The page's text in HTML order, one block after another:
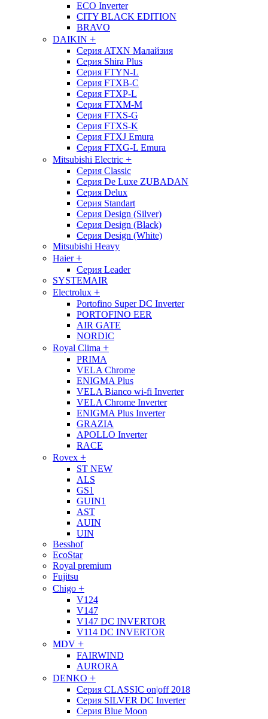
ECO Inverter
CITY BLACK EDITION
BRAVO
DAIKIN +
Серия ATXN Малайзия
Серия Shira Plus
Серия FTYN-L
Серия FTXB-C
Серия FTXP-L
Серия FTXM-M
Серия FTXS-G
Серия FTXS-K
Серия FTXJ Emura
Серия FTXG-L Emura
Mitsubishi Electric +
Серия Classic
Серия De Luxe ZUBADAN
Серия Delux
Серия Standart
Серия Design (Silver)
Серия Design (Black)
Серия Design (White)
Mitsubishi Heavy
Haier+
Серия Leader
SYSTEMAIR
Electrolux +
Portofino Super DC Inverter
PORTOFINO EER
AIR GATE
NORDIC
Royal Clima +
PRIMA
VELA Chrome
ENIGMA Plus
VELA Bianco wi-fi Inverter
VELA Chrome Inverter
ENIGMA Plus Inverter
GRAZIA
APOLLO Inverter
RACE
Rovex +
ST NEW
ALS
GS1
GUIN1
AST
AUIN
UIN
Besshof
EcoStar
Royal premium
Fujitsu
Chigo +
V124
V147
V147 DC INVERTOR
V114 DC INVERTOR
MDV +
FAIRWIND
AURORA
DENKO +
Серия CLASSIC on|off 2018
Серия SILVER DC Inverter
Серия Blue Moon